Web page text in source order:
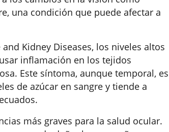
una condición que puede afectar a
Kidney Diseases, los niveles altos
inflamación en los tejidos
Este síntoma, aunque temporal, es
de azúcar en sangre y tiende a
más graves para la salud ocular.